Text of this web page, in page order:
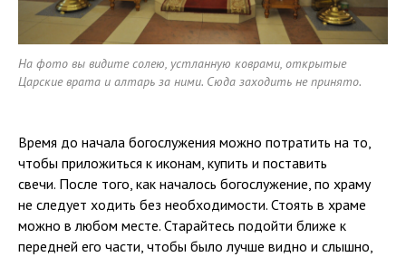
На фото вы видите солею, устланную коврами, открытые
Царские врата и алтарь за ними. Сюда заходить не принято.
Время до начала богослужения можно потратить на то,
чтобы приложиться к иконам, купить и поставить
свечи. После того, как началось богослужение, по храму
не следует ходить без необходимости. Стоять в храме
можно в любом месте. Старайтесь подойти ближе к
передней его части, чтобы было лучше видно и слышно,